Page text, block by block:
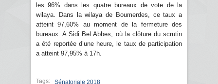
les 96% dans les quatre bureaux de vote de la
wilaya. Dans la wilaya de Boumerdes, ce taux a
atteint 97,60% au moment de la fermeture des
bureaux. A Sidi Bel Abbes, où la clôture du scrutin
a été reportée d’une heure, le taux de participation
a atteint 97,95% à 17h.
Tags: Sénatoriale 2018